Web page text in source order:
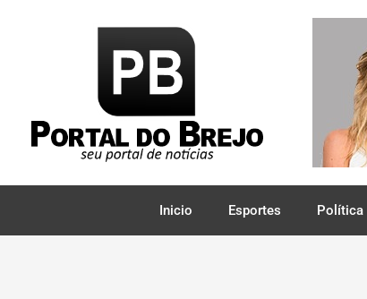
Inicio Esportes Política